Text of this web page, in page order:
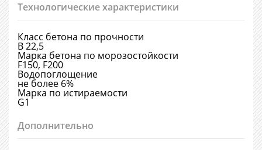
Технологические характеристики
Класс бетона по прочности
В 22,5
Марка бетона по морозостойкости
F150, F200
Водопоглощение
не более 6%
Марка по истираемости
G1
Дополнительно